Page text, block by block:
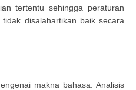
tertentu sehingga peraturan
disalahartikan baik secara
makna bahasa. Analisis